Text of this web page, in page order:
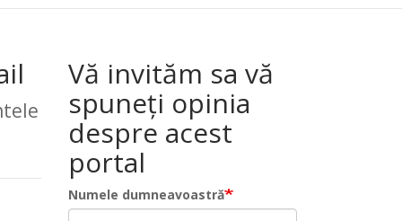
Vă invităm sa vă
spuneți opinia
despre acest
portal
Numele dumneavoastră